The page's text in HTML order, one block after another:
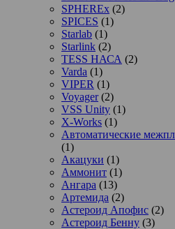
SPHEREx (2)
SPICES (1)
Starlab (1)
Starlink (2)
TESS НАСА (2)
Varda (1)
VIPER (1)
Voyager(2)
VSS Unity (1)
X-Works (1)
Автоматические
(1)
Акацуки (1)
Аммонит (1)
Ангара (13)
Артемида (2)
Астероид Апофис (2)
Астероид Бенну (3)